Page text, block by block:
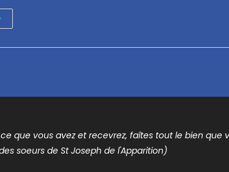
que vous avez et recevrez, faîtes tout le bien que
soeurs de St Joseph de l'Apparition)